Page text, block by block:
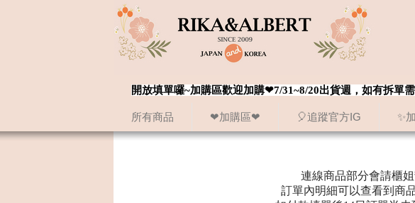
所有商品 ❤加購區❤ 🎈追蹤官方IG ✨
開放填單囉~加購區歡迎加購❤7/31~8/20出貨週，如有拆單